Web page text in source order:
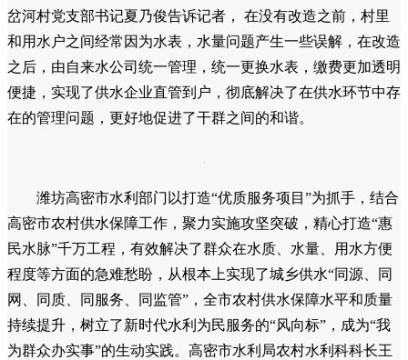
岔河村党支部书记夏乃俊告诉记者， 在没有改造之前，村里
和用水户之间经常因为水表，水量问题产生一些误解，在改造
之后，由自来水公司统一管理，统一更换水表，缴费更加透明
便捷，实现了供水企业直管到户，彻底解决了在供水环节中存
在的管理问题，更好地促进了干群之间的和谐。
潍坊高密市水利部门以打造“优质服务项目”为抓手，结合
高密市农村供水保障工作，聚力实施攻坚突破，精心打造“惠
民水脉”千万工程，有效解决了群众在水质、水量、用水方便
程度等方面的急难愁盼，从根本上实现了城乡供水“同源、同
网、同质、同服务、同监管”，全市农村供水保障水平和质量
持续提升，树立了新时代水利为民服务的“风向标”，成为“我
为群众办实事”的生动实践。高密市水利局农村水利科科长王